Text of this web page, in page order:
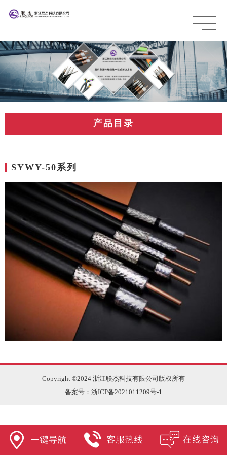
产品目录
SYWY-50系列
Copyright ©2024 浙江联杰科技有限公司版权所有
备案号： 浙ICP备2021011209号-1